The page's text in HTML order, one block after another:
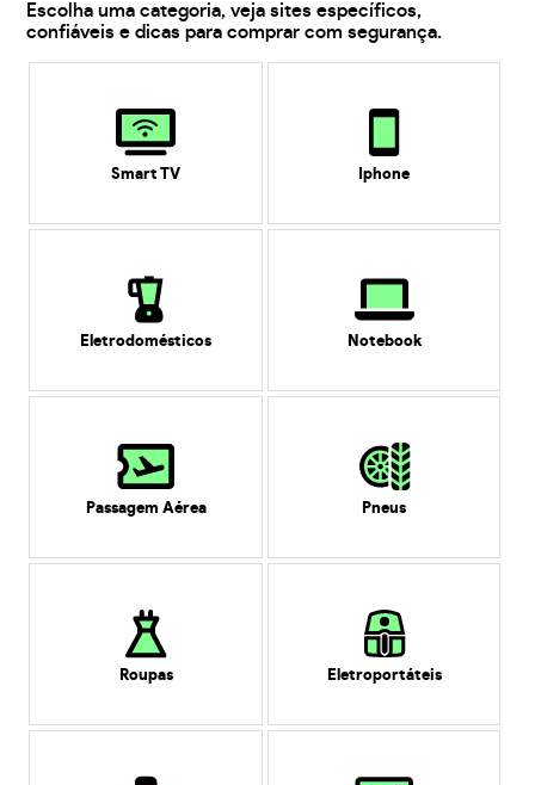
Escolha uma categoria, veja sites específicos,
confiáveis e dicas para comprar com segurança.
Smart TV Iphone
Eletrodomésticos Notebook
Passagem Aérea Pneus
Roupas Eletroportáteis